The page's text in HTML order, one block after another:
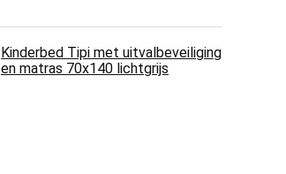
Kinderbed Tipi met uitvalbeveiliging
en matras 70x140 lichtgrijs